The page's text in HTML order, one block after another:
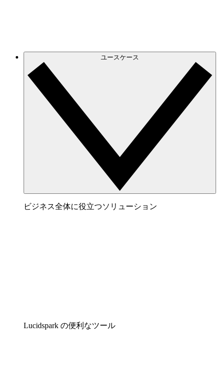
ユースケース
ビジネス全体に役立つソリューション
Lucidspark の便利なツール